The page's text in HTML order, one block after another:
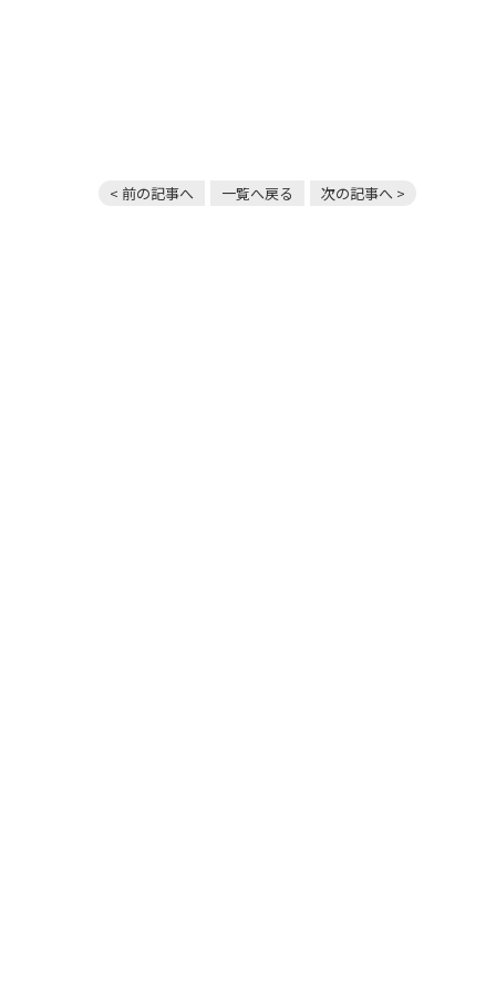
< 前の記事へ 一覧へ戻る 次の記事へ >